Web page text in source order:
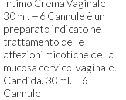
Intimo Crema Vaginale
30 ml. + 6 Cannule è un
preparato indicato nel
trattamento delle
affezioni micotiche della
mucosa cervico-vaginale.
Candida. 30 ml. + 6
Cannule